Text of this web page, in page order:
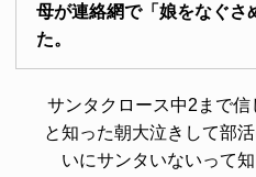
母が連絡網で「娘をなぐさ
た。
サンタクロース中2まで
と知った朝大泣きして部
いにサンタいないって